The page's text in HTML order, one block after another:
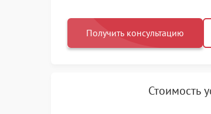
Получить консультацию
Стоимость